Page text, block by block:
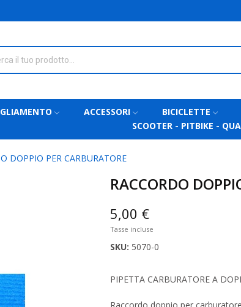
ACCESSORI
BICICLETTE
SCOOTER - PITBIKE -
DOPPIO PER CARBURATORE
RACCORDO
5,00 €
Tasse incluse
SKU: 5070-0
PIPETTA CARBURATORE A
Raccordo doppio per